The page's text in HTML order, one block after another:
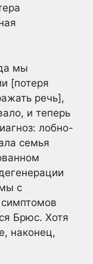
мы
[потеря
речь],
и теперь
лобно-
семья
с
Брюс. Хотя
наконец,